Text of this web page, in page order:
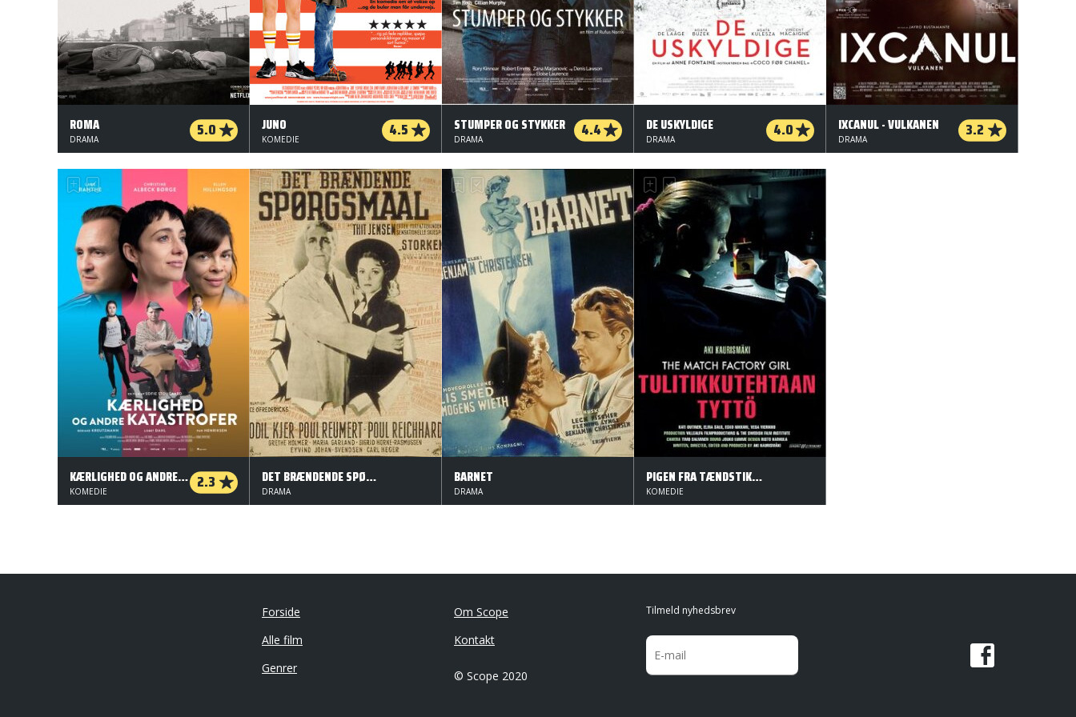
ROMA 5.0
DRAMA
JUNO 4.5
KOMEDIE
STUMPER OG STYKKER 4.4
DRAMA
DE USKYLDIGE 4.0
DRAMA
IXCANUL - VULKANEN 3.2
DRAMA
KÆRLIGHED OG ANDRE KATASTROFER 2.3
KOMEDIE
DET BRÆNDENDE SPØRGSMÅL
DRAMA
BARNET
DRAMA
PIGEN FRA TÆNDSTIKFABRIKKEN
KOMEDIE
Forside
Alle film
Genrer
Om Scope
Kontakt
© Scope 2020
Tilmeld nyhedsbrev